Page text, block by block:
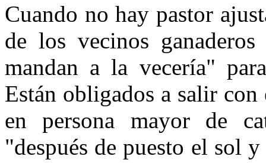
Cuando no hay pastor
de los vecinos
mandan a la vecería"
Están obligados a salir
en persona mayor de
"después de puesto el sol